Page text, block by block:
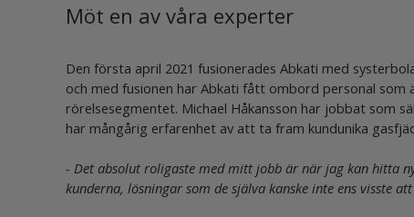
Möt en av våra experter
Den första april 2021 fusionerades Abkati med
och med fusionen har Abkati fått ombord personal som
rörelsesegmentet. Michael Håkansson har jobbat som
har mångårig erfarenhet av att ta fram kundunika
- Det absolut roligaste med mitt jobb är när jag kan hitta
kunderna, lösningar som de själva kanske inte ens visste att